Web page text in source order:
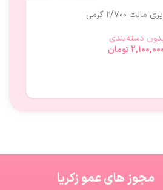
مالت ۲/۷۰۰ گرمی
دسته‌بندی
تومان
مجوز های عمو زکریا